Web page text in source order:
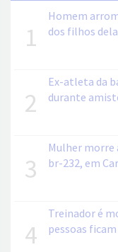
1
Homem
dos filhos
2
Ex-atleta da
durante
3
Mulher morre
br-232, em
4
Treinador é
pessoas